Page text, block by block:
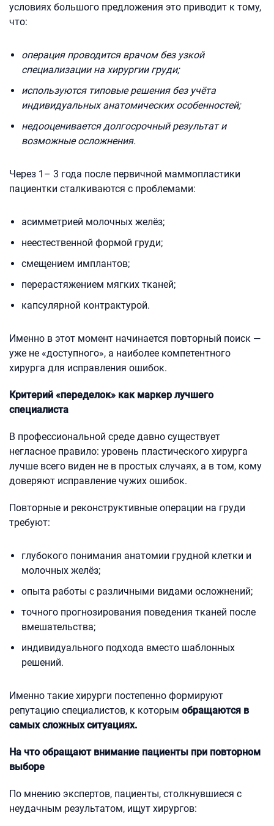
условиях большого предложения это приводит к тому,
что:
операция проводится врачом без узкой
специализации на хирургии груди;
используются типовые решения без учёта
индивидуальных анатомических особенностей;
недооценивается долгосрочный результат и
возможные осложнения.
Через 1– 3 года после первичной маммопластики
пациентки сталкиваются с проблемами:
асимметрией молочных желёз;
неестественной формой груди;
смещением имплантов;
перерастяжением мягких тканей;
капсулярной контрактурой.
Именно в этот момент начинается повторный поиск —
уже не «доступного», а наиболее компетентного
хирурга для исправления ошибок.
Критерий «переделок» как маркер лучшего
специалиста
В профессиональной среде давно существует
негласное правило: уровень пластического хирурга
лучше всего виден не в простых случаях, а в том, кому
доверяют исправление чужих ошибок.
Повторные и реконструктивные операции на груди
требуют:
глубокого понимания анатомии грудной клетки и
молочных желёз;
опыта работы с различными видами осложнений;
точного прогнозирования поведения тканей после
вмешательства;
индивидуального подхода вместо шаблонных
решений.
Именно такие хирурги постепенно формируют
репутацию специалистов, к которым обращаются в
самых сложных ситуациях.
На что обращают внимание пациенты при повторном
выборе
По мнению экспертов, пациенты, столкнувшиеся с
неудачным результатом, ищут хирургов: